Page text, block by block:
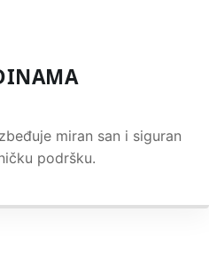
miran san i siguran
podršku.